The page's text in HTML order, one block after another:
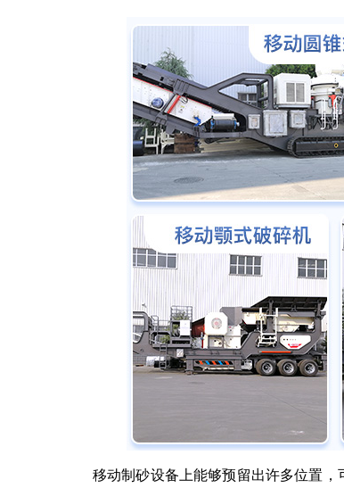
移动制砂设备上能够预留出许多位置